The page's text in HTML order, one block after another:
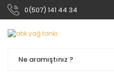
0(507) 141 44 34